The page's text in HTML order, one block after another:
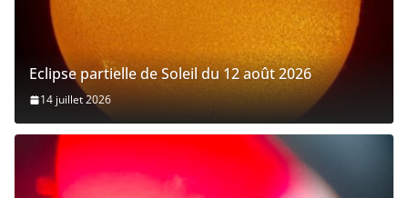
Eclipse partielle de Soleil du 12 août 2026
14 juillet 2026